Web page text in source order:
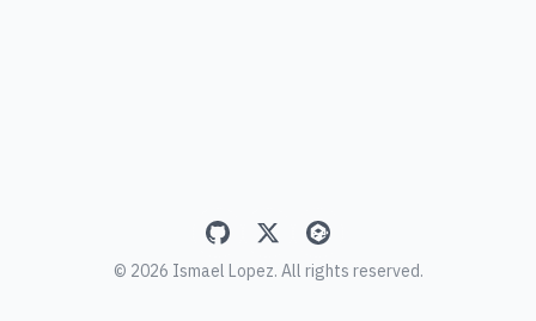
© 2026 Ismael Lopez. All rights reserved.